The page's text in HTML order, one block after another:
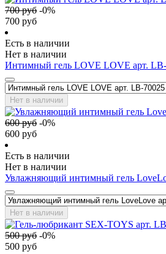
700руб -0%
700 руб
Есть в наличии
Нет в наличии
Интимный гель LOVE LOVE арт.
Нет в наличии
600руб -0%
600 руб
Есть в наличии
Нет в наличии
Увлажняющий интимный гель
Нет в наличии
500руб -0%
500 руб